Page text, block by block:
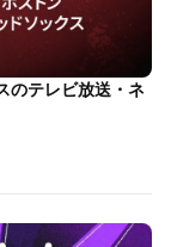
のテレビ放送・ネ